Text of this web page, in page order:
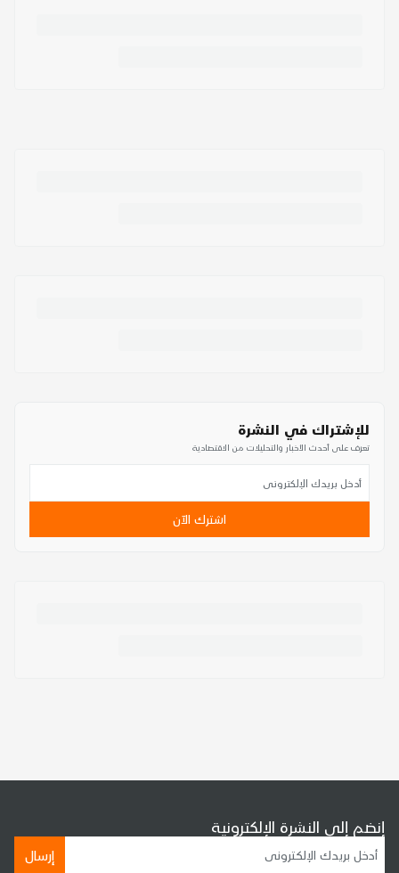
للإشتراك في النشرة
تعرف على أحدث الأخبار والتحليلات من الاقتصادية
اشترك الآن
إنضم إلى النشرة الإلكترونية
إرسال